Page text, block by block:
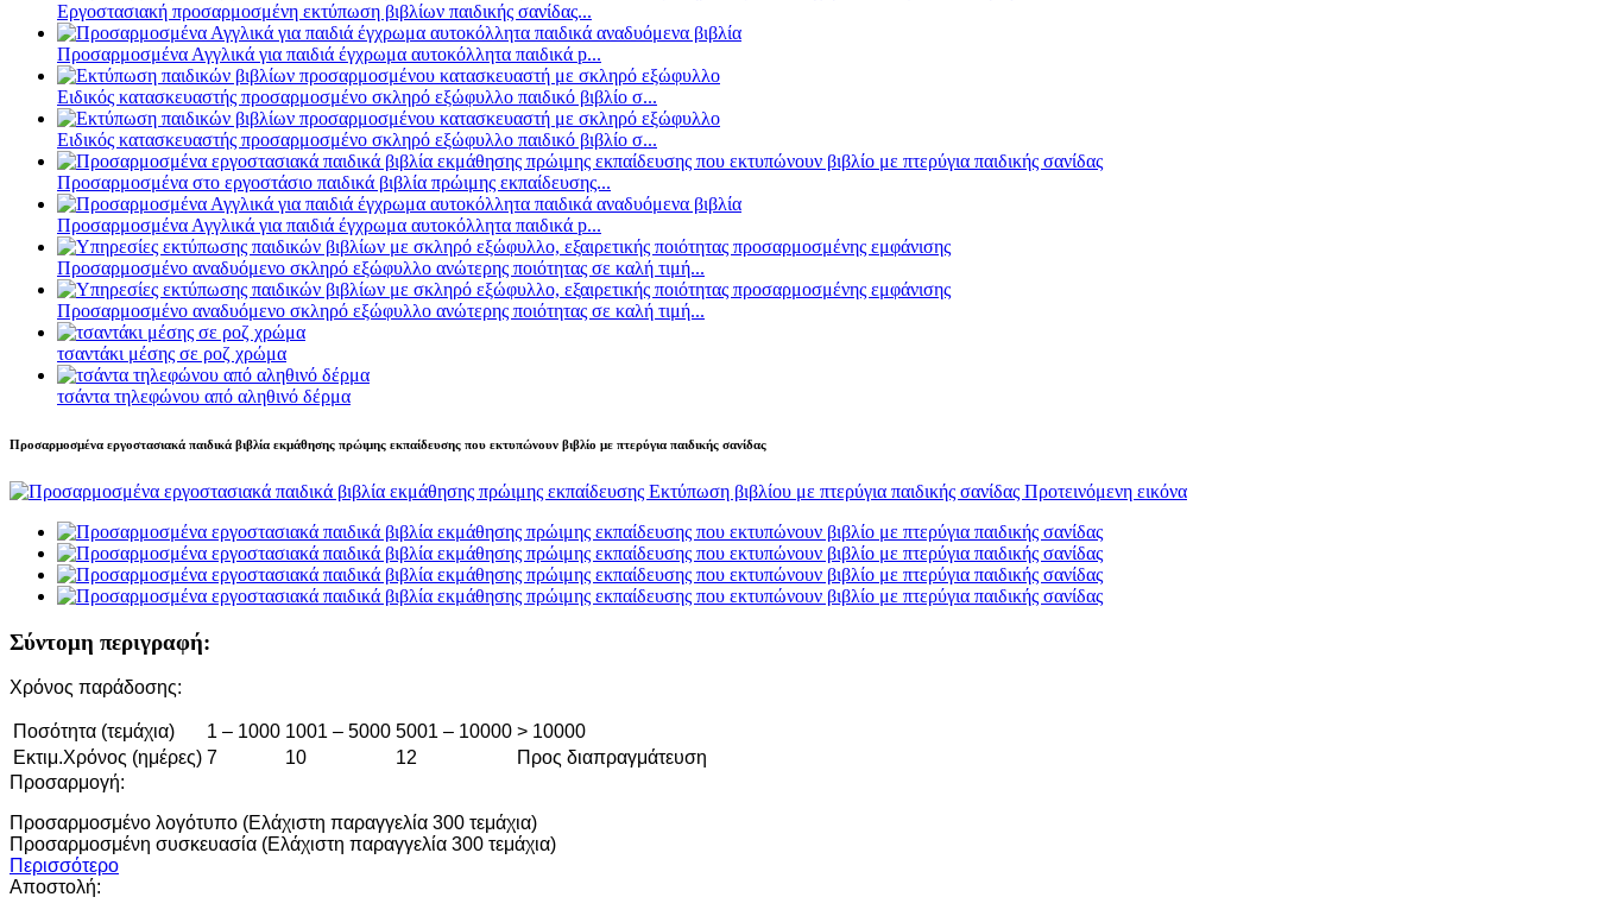
Εργοστασιακή προσαρμοσμένη εκτύπωση βιβλίων παιδικής σανίδας...
Προσαρμοσμένα Αγγλικά για παιδιά έγχρωμα αυτοκόλλητα παιδικά p...
Ειδικός κατασκευαστής προσαρμοσμένο σκληρό εξώφυλλο παιδικό βιβλίο σ...
Ειδικός κατασκευαστής προσαρμοσμένο σκληρό εξώφυλλο παιδικό βιβλίο σ...
Προσαρμοσμένα στο εργοστάσιο παιδικά βιβλία πρώιμης εκπαίδευσης...
Προσαρμοσμένα Αγγλικά για παιδιά έγχρωμα αυτοκόλλητα παιδικά p...
Προσαρμοσμένο αναδυόμενο σκληρό εξώφυλλο ανώτερης ποιότητας σε καλή τιμή...
Προσαρμοσμένο αναδυόμενο σκληρό εξώφυλλο ανώτερης ποιότητας σε καλή τιμή...
τσαντάκι μέσης σε ροζ χρώμα
τσάντα τηλεφώνου από αληθινό δέρμα
Προσαρμοσμένα εργοστασιακά παιδικά βιβλία εκμάθησης πρώιμης εκπαίδευσης που εκτυπώνουν βιβλίο με πτερύγια παιδικής σανίδας
Σύντομη περιγραφή:
Χρόνος παράδοσης:
Ποσότητα (τεμάχια) 1 – 1000 1001 – 5000 5001 – 10000 > 10000
Εκτιμ.Χρόνος (ημέρες) 7 10 12
Προς διαπραγμάτευση
Προσαρμογή:
Προσαρμοσμένο λογότυπο (Ελάχιστη παραγγελία 300 τεμάχια)
Προσαρμοσμένη συσκευασία (Ελάχιστη παραγγελία 300 τεμάχια)
Περισσότερο
Αποστολή: